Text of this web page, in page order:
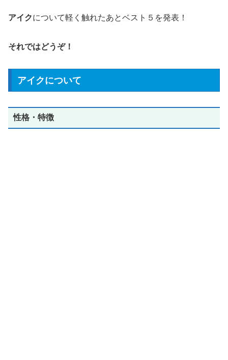
アイクについて軽く触れたあとベスト５を発表！
それではどうぞ！
アイクについて
性格・特徴